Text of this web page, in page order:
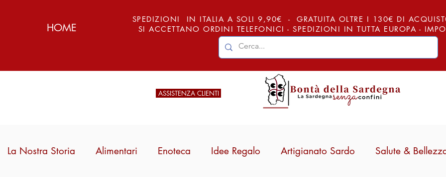
HOME
SPEDIZIONI IN ITALIA A SOLI 9,90€ - GRATUITA OLTRE I 130€ DI
SI ACCETTANO ORDINI TELEFONICI - SPEDIZIONI IN TUTTA EUROPA -
ASSISTENZA CLIENTI
La Nostra Storia Alimentari Enoteca Idee Regalo Artigianato Sardo Salute &